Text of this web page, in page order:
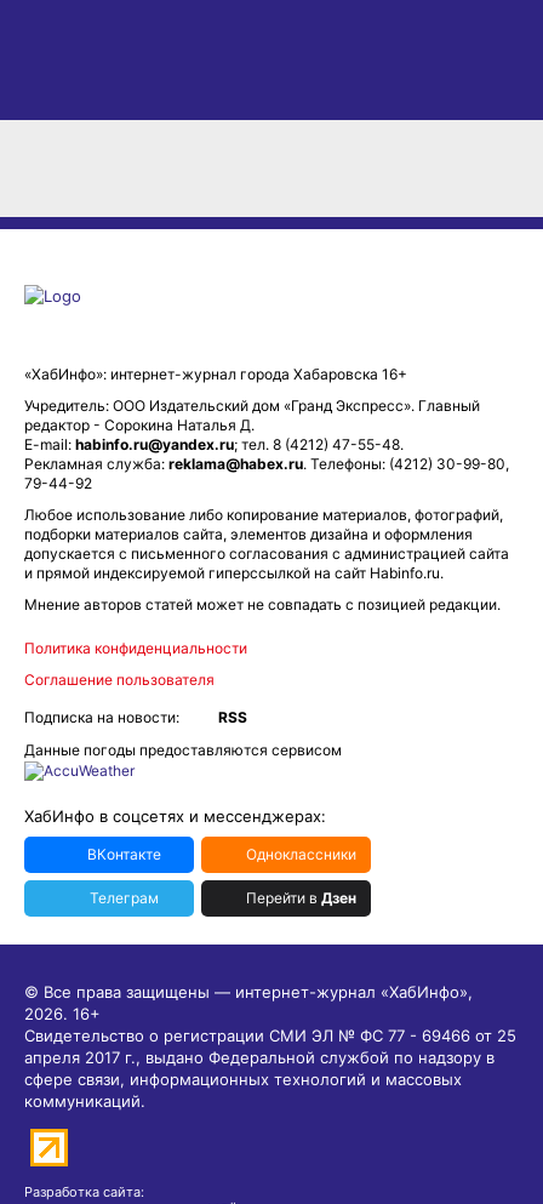
«ХабИнфо»: интернет-журнал города Хабаровска 16+
Учредитель: ООО Издательский дом «Гранд Экспресс». Главный
редактор - Сорокина Наталья Д.
E-mail: habinfo.ru@yandex.ru; тел. 8 (4212) 47-55-48.
Рекламная служба: reklama@habex.ru. Телефоны: (4212) 30-99-80,
79-44-92
Любое использование либо копирование материалов, фотографий,
подборки материалов сайта, элементов дизайна и оформления
допускается с письменного согласования с администрацией сайта
и прямой индексируемой гиперссылкой на сайт Habinfo.ru.
Мнение авторов статей может не совпадать с позицией редакции.
Политика конфиденциальности
Соглашение пользователя
Подписка на новости:
RSS
Данные погоды предоставляются сервисом
ХабИнфо в соцсетях и мессенджерах:
ВКонтакте Одноклассники
Телеграм Перейти в Дзен
© Все права защищены — интернет-журнал «ХабИнфо»,
2026. 16+
Свидетельство о регистрации СМИ ЭЛ № ФС 77 - 69466 от 25
апреля 2017 г., выдано Федеральной службой по надзору в
сфере связи, информационных технологий и массовых
коммуникаций.
Разработка сайта: